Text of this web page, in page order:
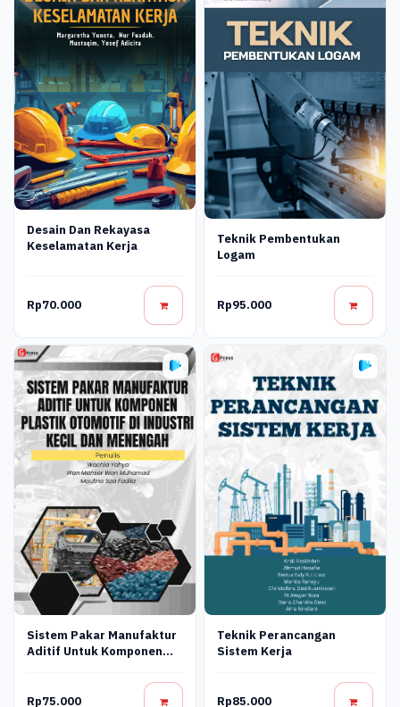
Desain Dan Rekayasa
Keselamatan Kerja
Rp70.000
Teknik Pembentukan
Logam
Rp95.000
Sistem Pakar Manufaktur
Aditif Untuk Komponen
Menengah
Rp75.000
Teknik Perancangan
Sistem Kerja
Rp85.000